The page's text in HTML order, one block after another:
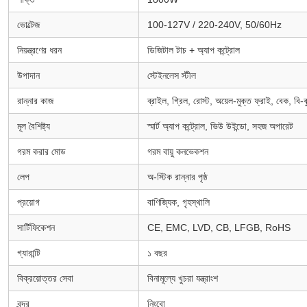
ভোল্টেজ 100-127V / 220-240V, 50/60Hz
নিয়ন্ত্রণের ধরন ডিজিটাল টাচ + অ্যাপ কন্ট্রোল
উপাদান স্টেইনলেস স্টীল
রান্নার কাজ ব্রাইল, গ্রিল, রোস্ট, অয়েল-মুক্ত ফ্রাই, বেক, বি-
মূল বৈশিষ্ট্য স্মার্ট অ্যাপ কন্ট্রোল, ভিউ উইন্ডো, সহজ অপারেট
গরম করার মোড গরম বায়ু কনভেকশন
লেপ অ-স্টিক রান্নার পৃষ্ঠ
প্রয়োগ বাণিজ্যিক, গৃহস্থালি
সার্টিফিকেশন CE, EMC, LVD, CB, LFGB, RoHS
গ্যারান্টি ১ বছর
বিক্রয়োত্তর সেবা বিনামূল্যে খুচরা যন্ত্রাংশ
বন্দর নিংবো